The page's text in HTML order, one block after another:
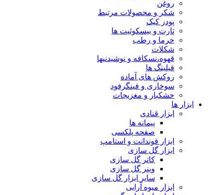
روغن
شکر و محصولات مرتبط
پودر کیک
تارت و بیسکوئیت ها
خرما و رطب
شکلات
قهوه،نسکافه و نوشیدنیها
فیلینگ ها
روکش های آماده
سوخاری و فینگرفود
خشکبار و مغزیجات
ابزار ها
ابزار قنادی
پیمانه ها
صفحه پلکسی
ابزار فوندانت و استامپ
ابزار گل سازی
کاتر گل سازی
وینر گل سازی
سایر ابزار گل سازی
ابزار میوه آرایی